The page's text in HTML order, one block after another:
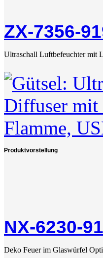
ZX-7356-
Ultraschall Luftbefeuchter mit
Produktvorstellung
NX-6230-
Deko Feuer im Glaswürfel